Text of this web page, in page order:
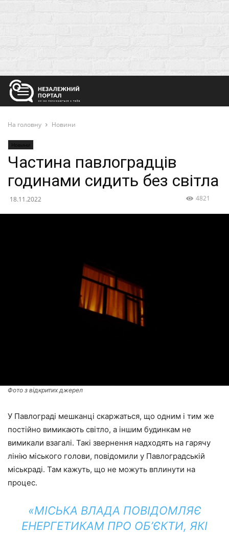
На головну Новини
Новини
Частина павлоградців
годинами сидить без світла
18.11.2022 4821
Фото з відкритих джерел
У Павлограді мешканці скаржаться, що одним і тим же
постійно вимикають світло, а іншим будинкам не
вимикали взагалі. Такі звернення надходять на гарячу
лінію міського голови, повідомили у Павлоградській
міськраді. Там кажуть, що не можуть вплинути на
процес.
«МІСЬКА ВЛАДА ПОВІДОМЛЯЄ
ЕНЕРГЕТИКАМ ПРО ОБ’ЄКТИ, ЯКІ